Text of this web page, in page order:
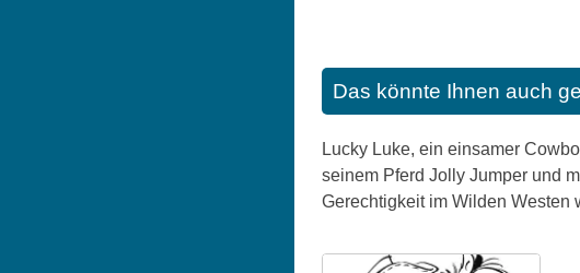
Das könnte Ihnen auch
Lucky Luke, ein einsamer
seinem Pferd Jolly Jumper und
Gerechtigkeit im Wilden Westen